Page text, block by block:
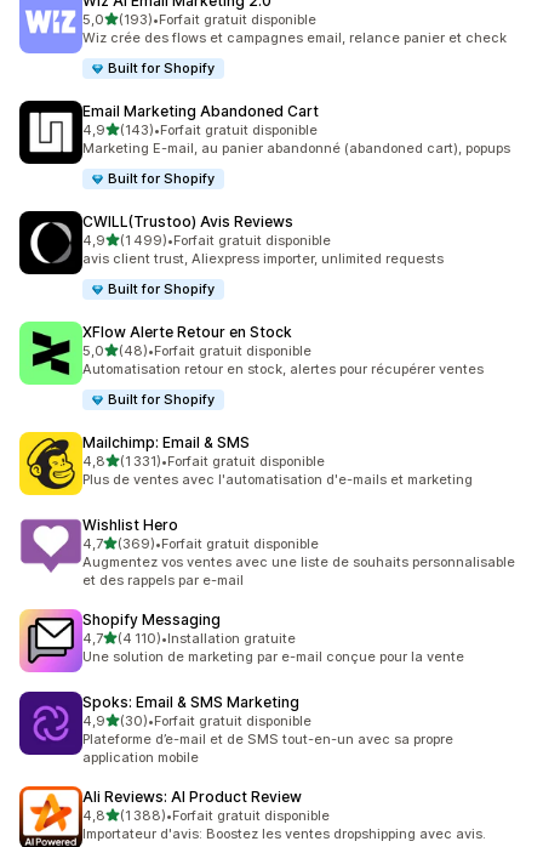
5,0étoile(s) sur 5
(193)
193 avis au total
•Forfait gratuit disponible
Wiz crée des flows et campagnes email, relance panier et check
Built for Shopify
Email Marketing Abandoned Cart
4,9étoile(s) sur 5
(143)
143 avis au total
•Forfait gratuit disponible
Marketing E-mail, au panier abandonné (abandoned cart), popups
Built for Shopify
CWILL(Trustoo) Avis Reviews
4,9étoile(s) sur 5
(1 499)
1499 avis au total
•Forfait gratuit disponible
avis client trust, Aliexpress importer, unlimited requests
Built for Shopify
XFlow Alerte Retour en Stock
5,0étoile(s) sur 5
(48)
48 avis au total
•Forfait gratuit disponible
Automatisation retour en stock, alertes pour récupérer ventes
Built for Shopify
Mailchimp: Email & SMS
4,8étoile(s) sur 5
(1 331)
1331 avis au total
•Forfait gratuit disponible
Plus de ventes avec l'automatisation d'e-mails et marketing
Wishlist Hero
4,7étoile(s) sur 5
(369)
369 avis au total
•Forfait gratuit disponible
Augmentez vos ventes avec une liste de souhaits personnalisable
et des rappels par e-mail
Shopify Messaging
4,7étoile(s) sur 5
(4 110)
4110 avis au total
•Installation gratuite
Une solution de marketing par e-mail conçue pour la vente
Spoks: Email & SMS Marketing
4,9étoile(s) sur 5
(30)
30 avis au total
•Forfait gratuit disponible
Plateforme d’e-mail et de SMS tout-en-un avec sa propre
application mobile
Ali Reviews: AI Product Review
4,8étoile(s) sur 5
(1 388)
1388 avis au total
•Forfait gratuit disponible
Importateur d'avis: Boostez les ventes dropshipping avec avis.